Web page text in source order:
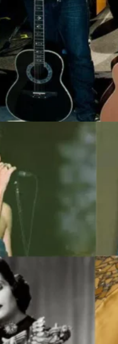
portugueses que
se ícones da cena
os 10 grupos mais
anos 90.